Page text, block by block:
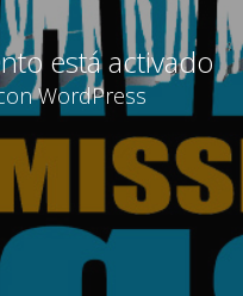
está activado
WordPress